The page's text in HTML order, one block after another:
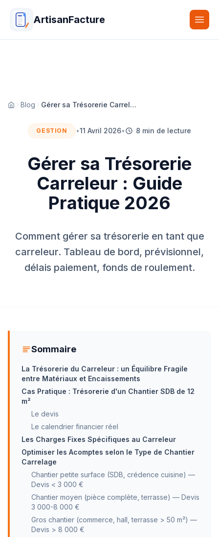
ArtisanFacture
Accueil
Blog Gérer sa Trésorerie Carreleur : Guide Pratique 2026
GESTION •11 Avril 2026• 8 min de lecture
Gérer sa Trésorerie
Carreleur : Guide
Pratique 2026
Comment gérer sa trésorerie en tant que
carreleur. Tableau de bord, prévisionnel,
délais paiement, fonds de roulement.
Sommaire
La Trésorerie du Carreleur : un Équilibre Fragile
entre Matériaux et Encaissements
Cas Pratique : Trésorerie d'un Chantier SDB de 12
m²
Le devis
Le calendrier financier réel
Les Charges Fixes Spécifiques au Carreleur
Optimiser les Acomptes selon le Type de Chantier
Carrelage
Chantier petite surface (SDB, crédence cuisine) —
Devis < 3 000 €
Chantier moyen (pièce complète, terrasse) — Devis
3 000-8 000 €
Gros chantier (commerce, hall, terrasse > 50 m²) —
Devis > 8 000 €